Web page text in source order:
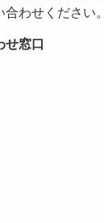
わせください。
窓口